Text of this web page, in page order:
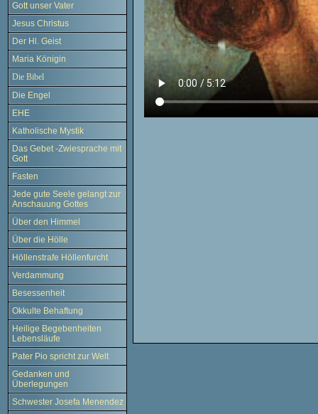
Gott unser Vater
Jesus Christus
Der Hl. Geist
Maria Königin
Die Bibel
Die Engel
EHE
Katholische Mystik
Das Gebet -Zwiesprache mit
Gott
Fasten
Jede gute Seele gelangt zur
Anschauung Gottes
Über den Himmel
Über die Hölle
Höllenstrafe Höllenfurcht
Verdammung
Besessenheit
Okkulte Behaftung
Heilige Begebenheiten
Lebensläufe
Pater Pio spricht zur Welt
Gedanken und
Überlegungen
Schwester Josefa Menendez